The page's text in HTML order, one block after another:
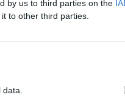
by us to third parties on the
to other third parties.
Σύγκρουση δύο
Γερμανία –
τραυματίες από